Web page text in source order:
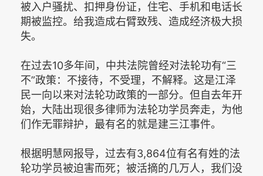
被入户骚扰、扣押身份证，住宅、手机和电话长
期被监控。给我造成右臂致残、造成经济极大损
失。
在过去10多年间，中共法院曾经对法轮功有“三
不”政策：不接待，不受理，不解释。这是江泽
民一向以来对法轮功政策的一部分。但自去年开
始，大陆出现很多律师为法轮功学员奔走，为他
们作无罪辩护，最有名的就是建三江事件。
根据明慧网报导，过去有3,864位有名有姓的法
轮功学员被迫害而死；被活摘的几万人，我们没